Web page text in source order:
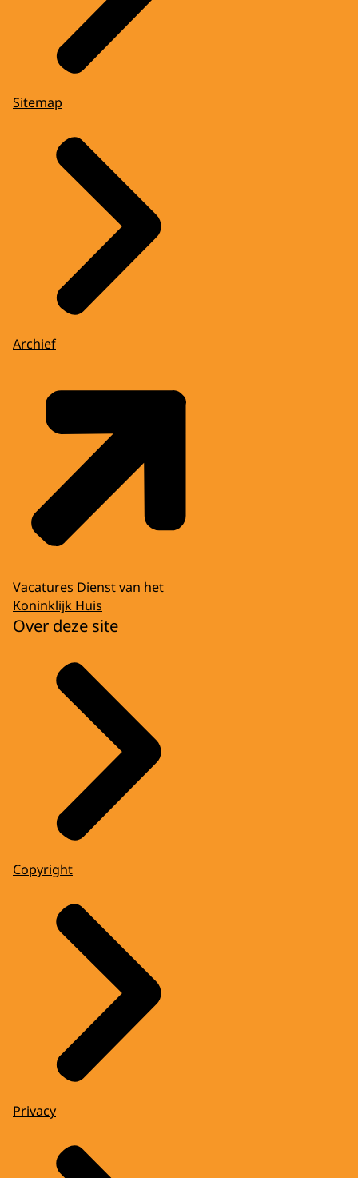
Sitemap
Archief
Vacatures Dienst van het
Koninklijk Huis
Over deze site
Copyright
Privacy